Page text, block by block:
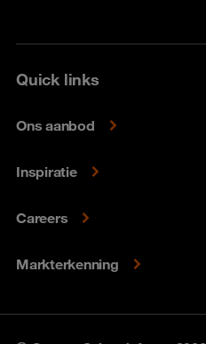
Quick links
Ons aanbod
Inspiratie
Careers
Markterkenning